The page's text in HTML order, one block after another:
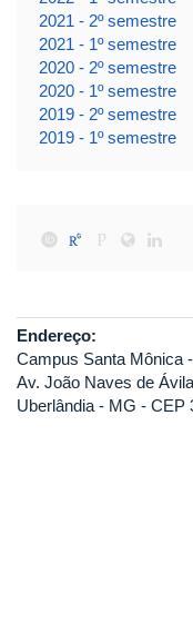
2021 - 2º semestre
2021 - 1º semestre
2020 - 2º semestre
2020 - 1º semestre
2019 - 2º semestre
2019 - 1º semestre
Endereço:
Campus Santa Mônica
Av. João Naves de
Uberlândia - MG - CEP